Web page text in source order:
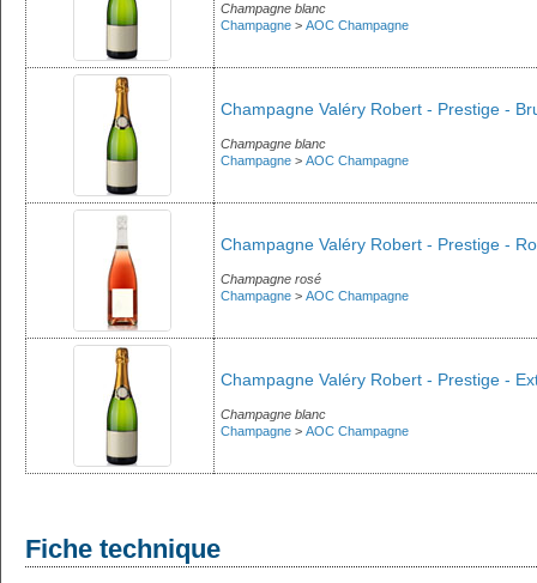
Champagne blanc
Champagne > AOC Champagne
Champagne Valéry Robert - Prestige -
Champagne blanc
Champagne > AOC Champagne
Champagne Valéry Robert - Prestige -
Champagne rosé
Champagne > AOC Champagne
Champagne Valéry Robert - Prestige -
Champagne blanc
Champagne > AOC Champagne
Fiche technique